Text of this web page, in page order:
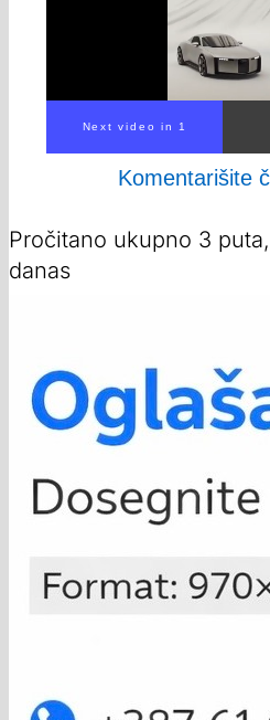
Komentarišite
Pročitano ukupno 3
danas